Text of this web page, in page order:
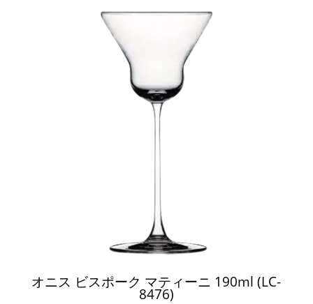
オニス ビスポーク マティーニ 190ml (LC-
8476)